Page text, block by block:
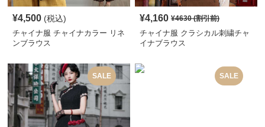
¥4,500 (税込)
チャイナ服 チャイナカラー リネ
ンブラウス
¥4,160 ¥4630(割引前)
チャイナ服 クラシカル刺繍チャ
イナブラウス
SALE SALE